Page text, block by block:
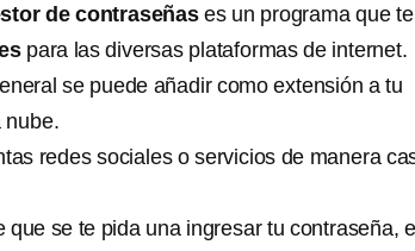
de contraseñases un programa que te
para las diversas plataformas de internet.
se puede añadir como extensión a tu
nube.
redes sociales o servicios de manera
se te pida una ingresar tu contraseña,